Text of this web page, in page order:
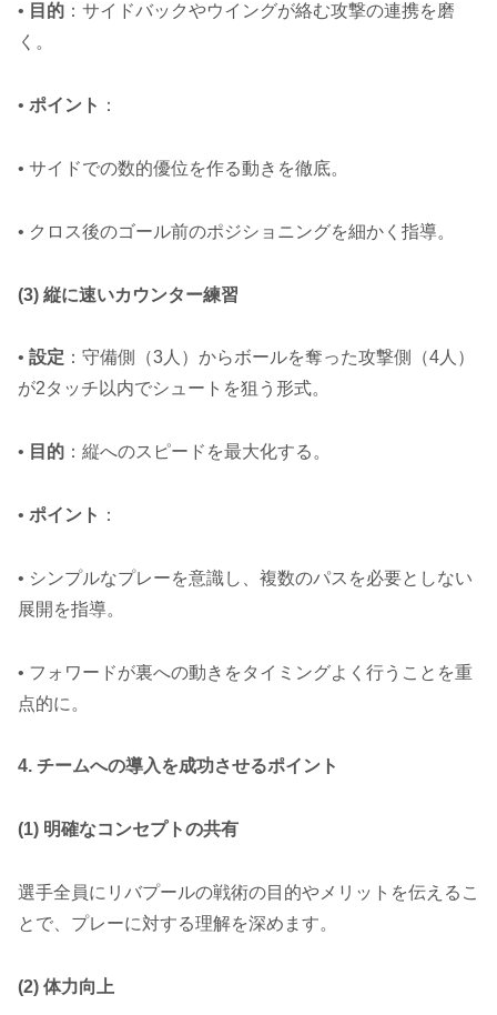
• 目的 ：サイドバックやウイングが絡む攻撃の連携を磨
く。
• ポイント ：
• サイドでの数的優位を作る動きを徹底。
• クロス後のゴール前のポジショニングを細かく指導。
(3) 縦に速いカウンター練習
• 設定 ：守備側（3人）からボールを奪った攻撃側（4人）
が2タッチ以内でシュートを狙う形式。
• 目的 ：縦へのスピードを最大化する。
• ポイント ：
• シンプルなプレーを意識し、複数のパスを必要としない
展開を指導。
• フォワードが裏への動きをタイミングよく行うことを重
点的に。
4. チームへの導入を成功させるポイント
(1) 明確なコンセプトの共有
選手全員にリバプールの戦術の目的やメリットを伝えるこ
とで、プレーに対する理解を深めます。
(2) 体力向上